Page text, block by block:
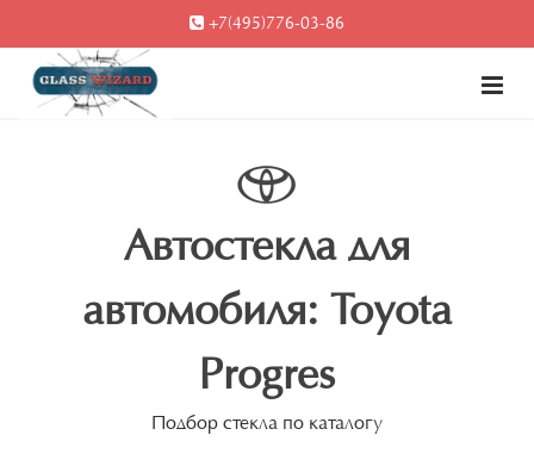
+7(495)776-03-86
Автостекла для
автомобиля: Toyota
Progres
Подбор стекла по каталогу